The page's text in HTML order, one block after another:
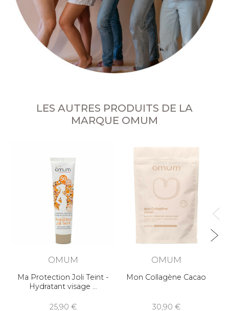
LES AUTRES PRODUITS DE LA
MARQUE OMUM
OMUM
Ma Protection Joli Teint -
Hydratant visage
25,90
OMUM
Mon Collagène Cacao
30,90